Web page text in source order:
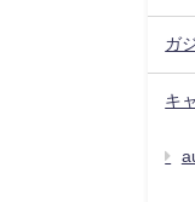
ガ
キ